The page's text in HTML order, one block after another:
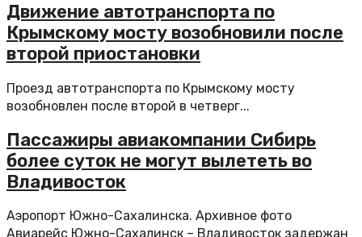
Движение автотранспорта по
Крымскому мосту возобновили после
второй приостановки
Проезд автотранспорта по Крымскому мосту
возобновлен после второй в четверг...
Пассажиры авиакомпании Сибирь
более суток не могут вылететь во
Владивосток
Аэропорт Южно-Сахалинска. Архивное фото
Авиарейс Южно-Сахалинск – Владивосток задержан